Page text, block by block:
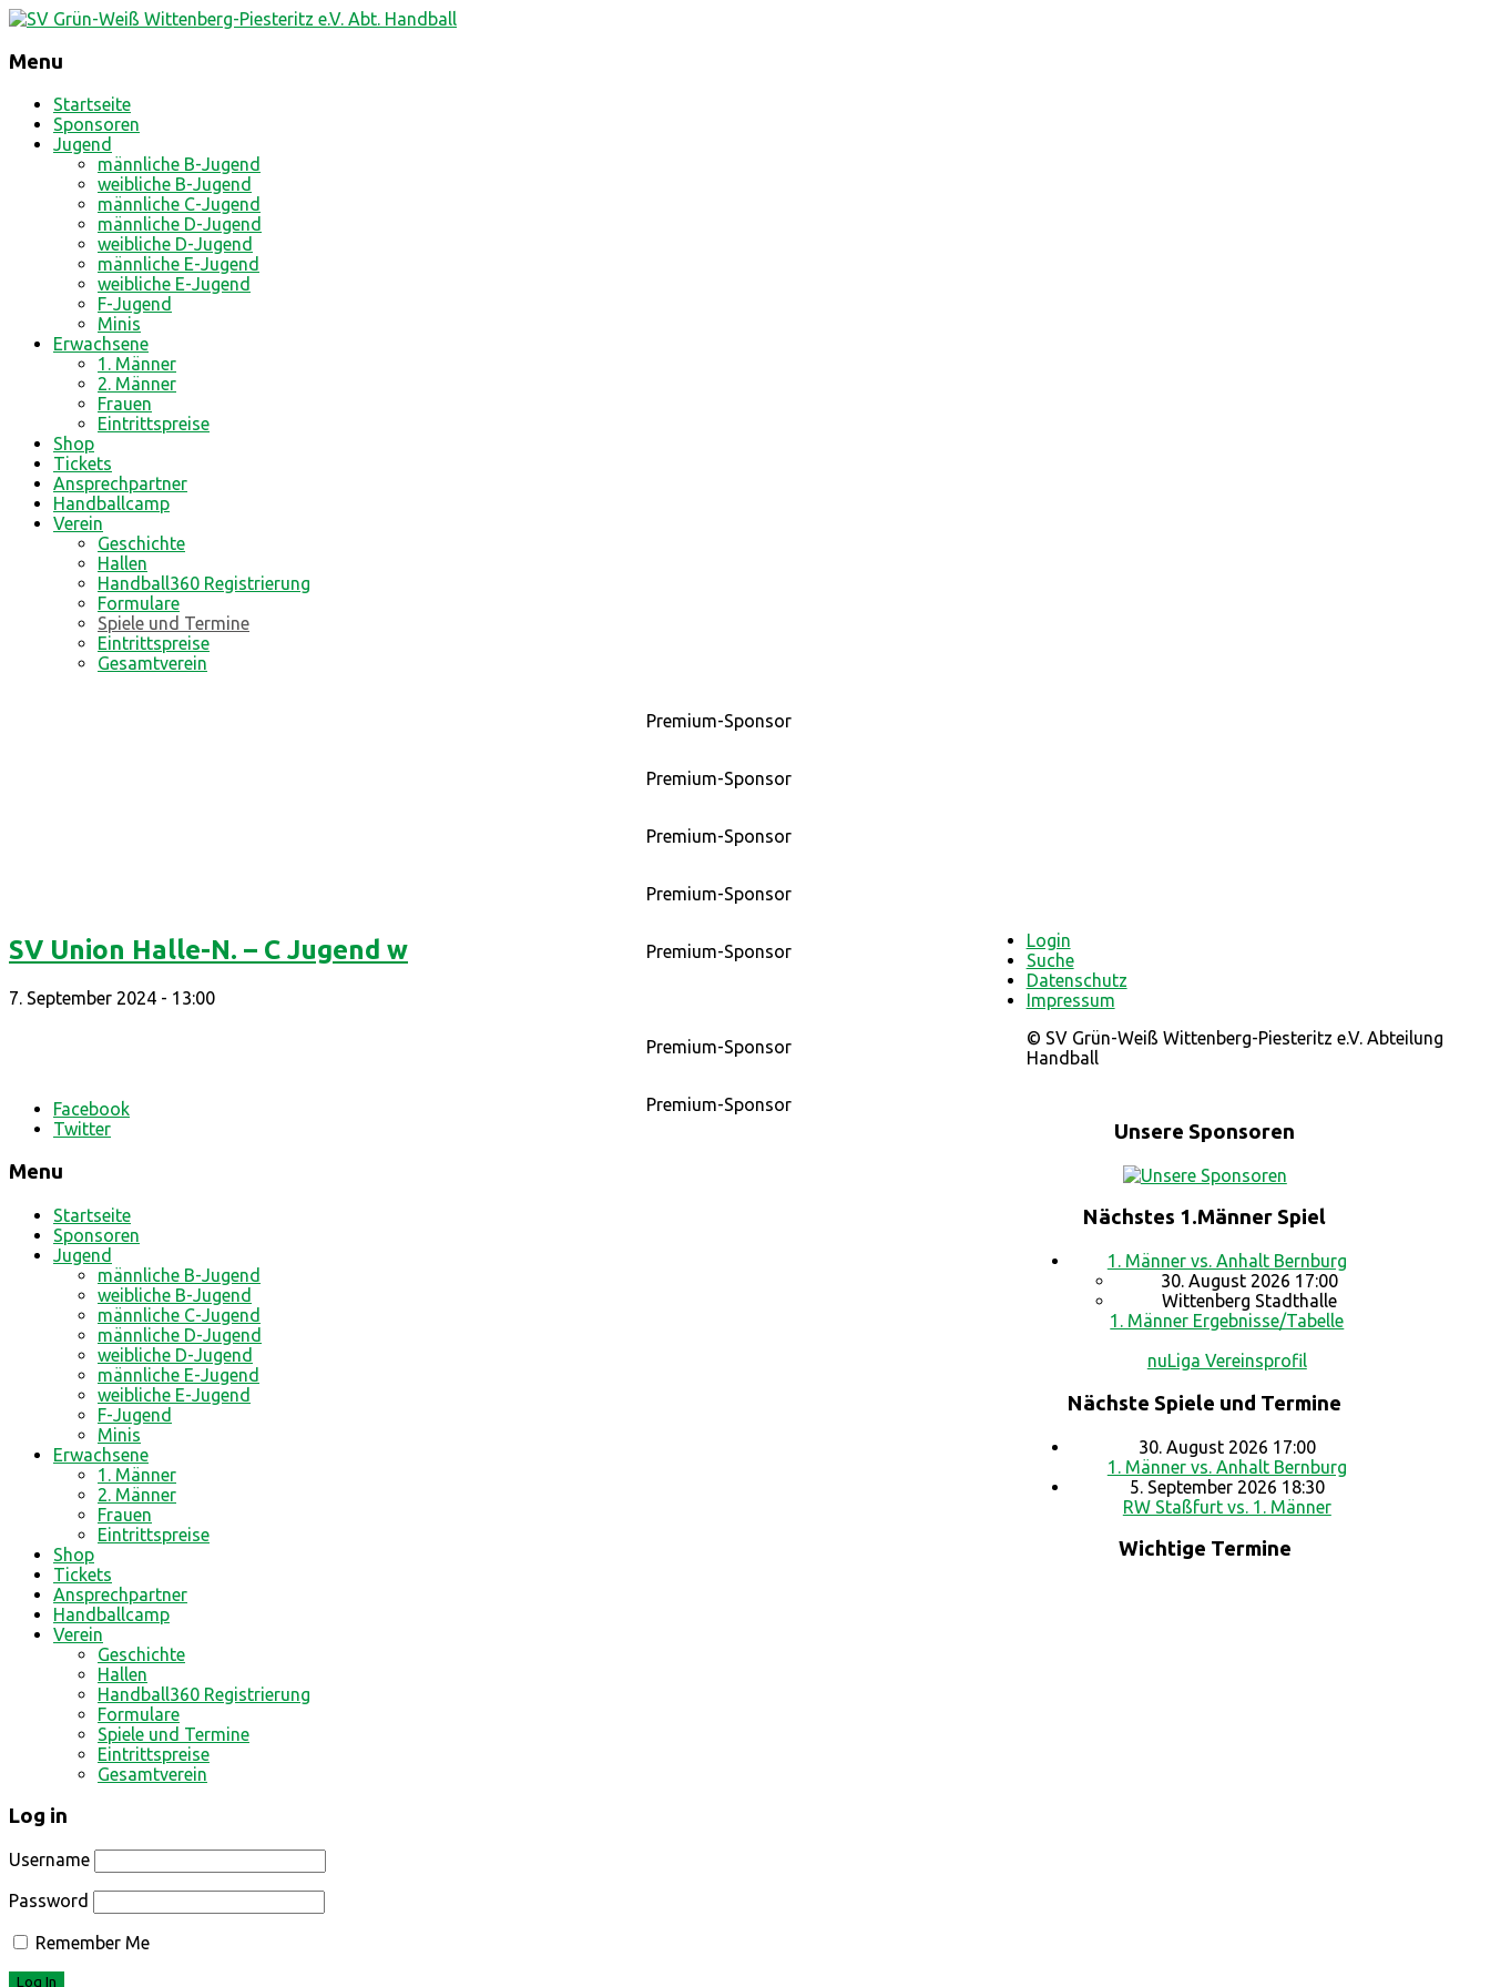
Menu
Skip
content
Startseite
Sponsoren
Jugend
männliche B-Jugend
weibliche B-Jugend
männliche C-Jugend
männliche D-Jugend
weibliche D-Jugend
männliche E-Jugend
weibliche E-Jugend
F-Jugend
Minis
Erwachsene
1. Männer
2. Männer
Frauen
Eintrittspreise
Shop
Tickets
Ansprechpartner
Handballcamp
Verein
Geschichte
Hallen
Handball360 Registrierung
Formulare
Spiele und Termine
Eintrittspreise
Gesamtverein
Premium-Sponsor
Premium-Sponsor
Premium-Sponsor
Premium-Sponsor
Premium-Sponsor
Premium-Sponsor
Premium-Sponsor
SV Union Halle-N. – C Jugend w
7. September 2024 - 13:00
Unsere Sponsoren
Nächstes 1.Männer Spiel
1. Männer vs. Anhalt Bernburg
30. August 2026 17:00
Wittenberg Stadthalle
1. Männer Ergebnisse/Tabelle
nuLiga Vereinsprofil
Nächste Spiele und Termine
30. August 2026 17:00
1. Männer vs. Anhalt Bernburg
5. September 2026 18:30
RW Staßfurt vs. 1. Männer
Wichtige Termine
Login
Suche
Datenschutz
Impressum
© SV Grün-Weiß Wittenberg-Piesteritz e.V. Abteilung
Handball
Facebook
Twitter
Menu
Startseite
Sponsoren
Jugend
männliche B-Jugend
weibliche B-Jugend
männliche C-Jugend
männliche D-Jugend
weibliche D-Jugend
männliche E-Jugend
weibliche E-Jugend
F-Jugend
Minis
Erwachsene
1. Männer
2. Männer
Frauen
Eintrittspreise
Shop
Tickets
Ansprechpartner
Handballcamp
Verein
Geschichte
Hallen
Handball360 Registrierung
Formulare
Spiele und Termine
Eintrittspreise
Gesamtverein
Log in
Username
Password
Remember Me